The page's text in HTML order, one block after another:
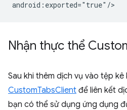
Nhận thực thể
Sau khi thêm dịch vụ vào tệp
CustomTabsClient để liên kết
bạn có thể sử dụng ứng dụng